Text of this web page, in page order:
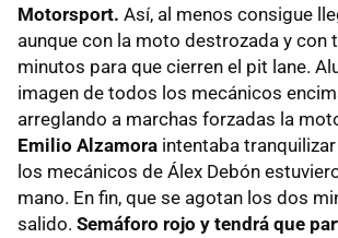
Motorsport. Así, al menos consigue
aunque con la moto destrozada y con
minutos para que cierren el pit lane.
imagen de todos los mecánicos
arreglando a marchas forzadas la
Emilio Alzamora intentaba
los mecánicos de Álex Debón
mano. En fin, que se agotan los dos
salido. Semáforo rojo y tendrá que